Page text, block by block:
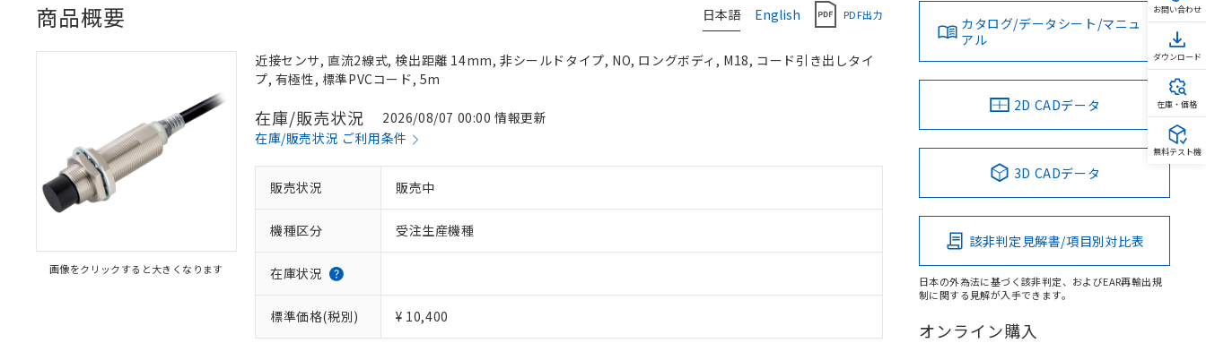
日本語 English PDF出力
商品概要
画像をクリックすると大きくなります
近接センサ, 直流2線式, 検出距離 14mm, 非シールドタイプ, NO, ロングボディ, M18, コード引き出しタイ
プ, 有極性, 標準PVCコード, 5m
在庫/販売状況
2026/08/07 00:00 情報更新
在庫/販売状況 ご利用条件
販売状況 販売中
機種区分 受注生産機種
在庫状況
標準価格(税別) ¥ 10,400
カタログ/データシート/マニュ
アル
2D CADデータ
3D CADデータ
該非判定見解書/項目別対比表
日本の外為法に基づく該非判定、およびEAR再輸出規
制に関する見解が入手できます。
オンライン購入
お問い合わせ
ダウンロード
在庫・価格
無料テスト機